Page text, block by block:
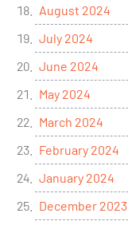
August 2024
July 2024
June 2024
May 2024
March 2024
February 2024
January 2024
December 2023